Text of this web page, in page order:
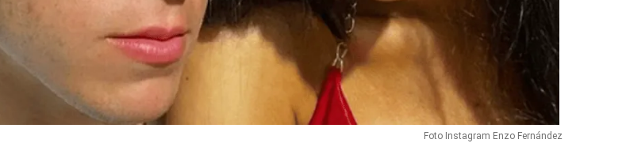
Foto Instagram Enzo Fernández